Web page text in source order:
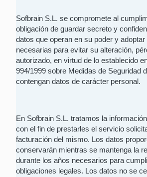
Sofbrain S.L. se compromete al
obligación de guardar secreto y
datos que operan en su poder y
necesarias para evitar su alteración,
autorizado, en virtud de lo establecido
994/1999 sobre Medidas de Seguridad
contengan datos de carácter personal.
En Sofbrain S.L. tratamos la
con el fin de prestarles el servicio
facturación del mismo. Los datos
conservarán mientras se mantenga la
durante los años necesarios para
obligaciones legales. Los datos no se